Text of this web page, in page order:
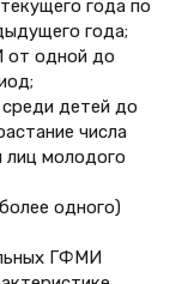
года по
года;
от одной до
детей до
числа
лиц молодого
одного)
ГФМИ